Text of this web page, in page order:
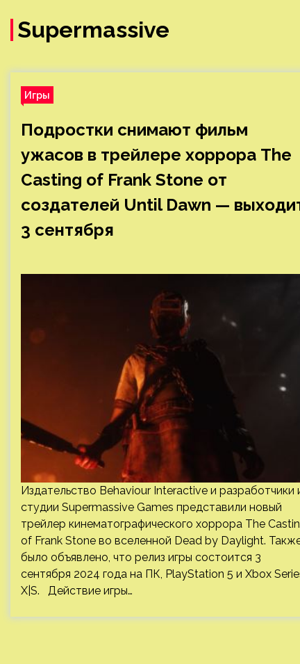
Supermassive
Игры
Подростки снимают фильм
ужасов в трейлере хоррора The
Casting of Frank Stone от
создателей Until Dawn —
3 сентября
Издательство Behaviour Interactive и разработчики
студии Supermassive Games представили новый
трейлер кинематографического хоррора The
of Frank Stone во вселенной Dead by Daylight.
было объявлено, что релиз игры состоится 3
сентября 2024 года на ПК, PlayStation 5 и Xbox
X|S. Действие игры…